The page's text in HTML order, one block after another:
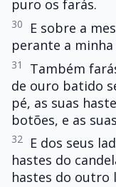
puro os farás.
30
E sobre a
perante a
31
Também
de ouro batido
pé, as suas
botões, e as
32
E dos seus
hastes do
hastes do outro